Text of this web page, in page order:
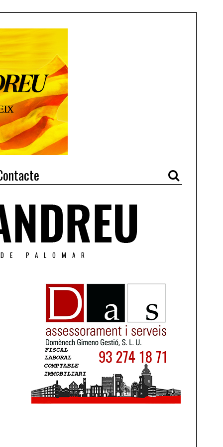
PALOMAR